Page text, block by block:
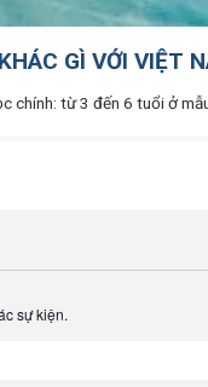
GÌ VỚI VIỆT
chính: từ 3 đến 6 tuổi ở
sự kiện.